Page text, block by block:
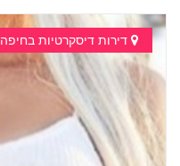
דירות דיסקרטיות בחיפה